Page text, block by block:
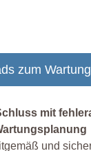
zum
mit
und